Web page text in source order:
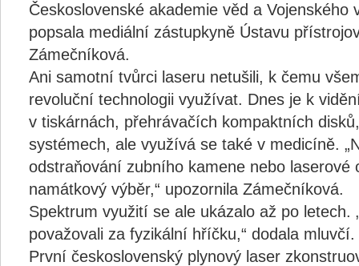
Československé akademie věd a Vojenského
popsala mediální zástupkyně Ústavu
Zámečníková.
Ani samotní tvůrci laseru netušili, k čemu
revoluční technologii využívat. Dnes je k
v tiskárnách, přehrávačích kompaktních
systémech, ale využívá se také v medicíně.
odstraňování zubního kamene nebo laserové
namátkový výběr,“ upozornila Zámečníková.
Spektrum využití se ale ukázalo až po letech.
považovali za fyzikální hříčku,“ dodala mluvčí.
První československý plynový laser